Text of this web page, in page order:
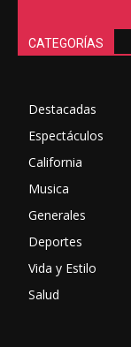
CATEGORÍAS
Destacadas
Espectáculos
California
Musica
Generales
Deportes
Vida y Estilo
Salud